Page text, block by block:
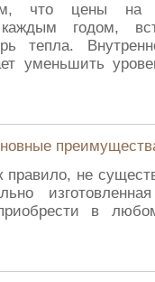
цены на
годом,
тепла.
уменьшить
не
в